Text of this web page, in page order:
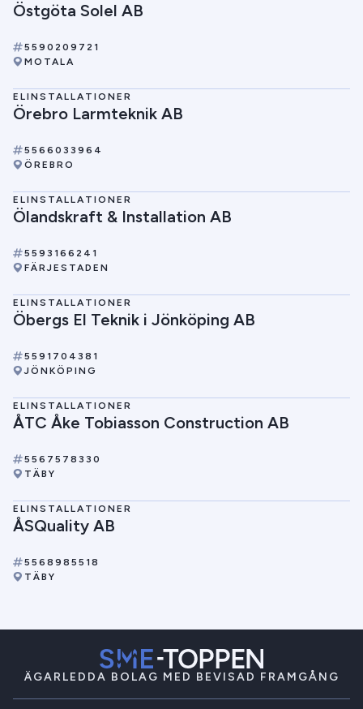
Östgöta Solel AB
5590209721
MOTALA
ELINSTALLATIONER
Örebro Larmteknik AB
5566033964
ÖREBRO
ELINSTALLATIONER
Ölandskraft & Installation AB
5593166241
FÄRJESTADEN
ELINSTALLATIONER
Öbergs El Teknik i Jönköping AB
5591704381
JÖNKÖPING
ELINSTALLATIONER
ÅTC Åke Tobiasson Construction AB
5567578330
TÄBY
ELINSTALLATIONER
ÅSQuality AB
5568985518
TÄBY
ÄGARLEDDA BOLAG MED BEVISAD FRAMGÅNG